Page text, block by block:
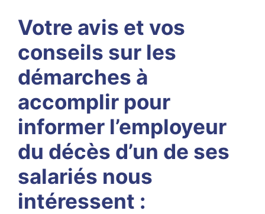
Votre avis et vos
conseils sur les
démarches à
accomplir pour
informer l’employeur
du décès d’un de ses
salariés nous
intéressent :